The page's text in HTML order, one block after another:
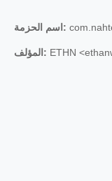
اسم الحزمة:
المؤلف: ETHN